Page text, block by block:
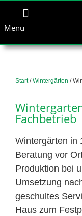
Menü
Start/Wintergärten /
Fachbetrieb
Wintergärten in
Beratung vor
Produktion bei
Umsetzung
geschultes
Haus zum